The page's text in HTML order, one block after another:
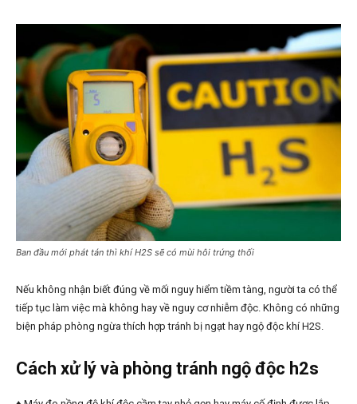
Ban đầu mới phát tán thì khí H2S sẽ có mùi hôi trứng thối
Nếu không nhận biết đúng về mối nguy hiểm tiềm tàng, người ta có thể
tiếp tục làm việc mà không hay về nguy cơ nhiễm độc. Không có những
biện pháp phòng ngừa thích hợp tránh bị ngạt hay ngộ độc khí H2S.
Cách xử lý và phòng tránh ngộ độc h2s